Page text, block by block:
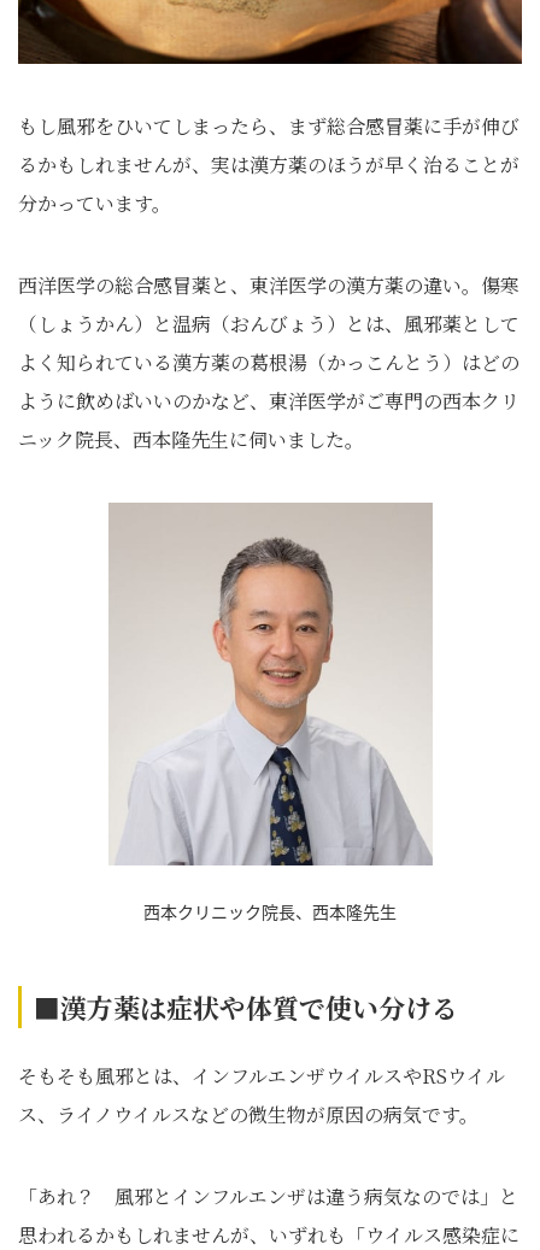
もし風邪をひいてしまったら、まず総合感冒薬に手が伸び
るかもしれませんが、実は漢方薬のほうが早く治ることが
分かっています。
西洋医学の総合感冒薬と、東洋医学の漢方薬の違い。傷寒
（しょうかん） と温病 （おんびょう） とは、風邪薬として
よく知られている漢方薬の葛根湯 （かっこんとう） はどの
ように飲めばいいのかなど、東洋医学がご専門の西本クリ
ニック院長、西本隆先生に伺いました。
西本クリニック院長、西本隆先生
■漢方薬は症状や体質で使い分ける
そもそも風邪とは、インフルエンザウイルスやRSウイル
ス、ライノウイルスなどの微生物が原因の病気です。
「あれ？ 風邪とインフルエンザは違う病気なのでは」と
思われるかもしれませんが、いずれも「ウイルス感染症に